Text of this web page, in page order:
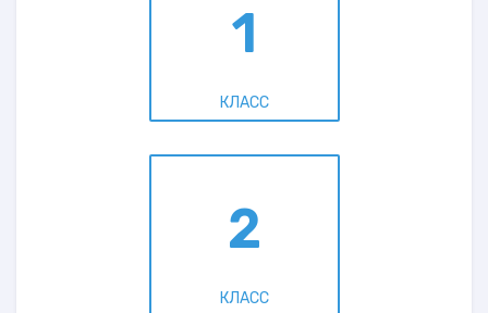
1
КЛАСС
2
КЛАСС